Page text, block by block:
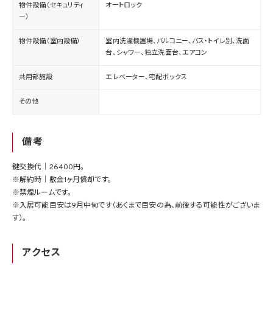
物件設備（セキュリティ
ー）
オートロック
物件設備（室内設備）
室内洗濯機置場、バルコニー、バス・トイレ別、洗面
台、シャワー、独立洗面台、エアコン
共用部施設 エレベーター、宅配ボックス
その他
備考
鍵交換代｜26400円。
※解約時｜敷金1ヶ月償却です。
※禁煙ルームです。
※入居可能目安は9月中旬です（あくまで目安の為、前後する可能性がございま
す）。
アクセス